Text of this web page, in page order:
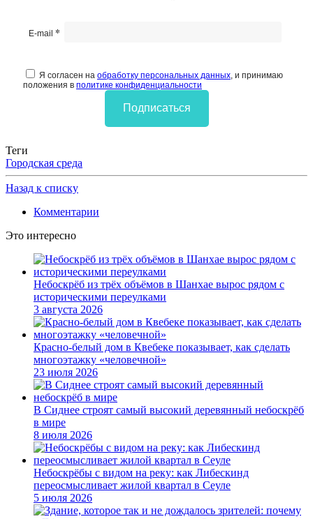
E-mail *
Я согласен на обработку персональных данных, и принимаю
положения в политике конфиденциальности
Подписаться
Теги
Городская среда
Назад к списку
Комментарии
Это интересно
Небоскрёб из трёх объёмов в Шанхае вырос рядом с
историческими переулками
3 августа 2026
Красно-белый дом в Квебеке показывает, как сделать
многоэтажку «человечной»
23 июля 2026
В Сиднее строят самый высокий деревянный небоскрёб
в мире
8 июля 2026
Небоскрёбы с видом на реку: как Либескинд
переосмысливает жилой квартал в Сеуле
5 июля 2026